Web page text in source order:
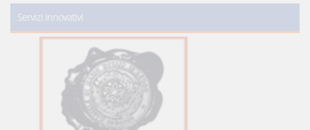
Servizi innovativi